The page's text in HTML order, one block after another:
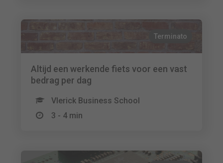
Terminato
Altijd een werkende fiets voor een vast
bedrag per dag
Vlerick Business School
3 - 4 min